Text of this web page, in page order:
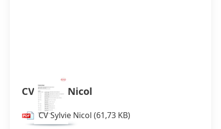
CV Sylvie Nicol
CV Sylvie Nicol (61,73 KB)